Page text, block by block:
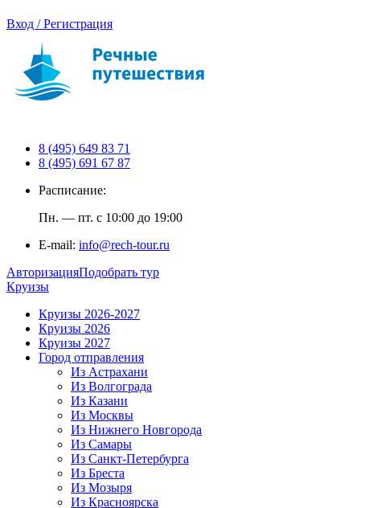
Вход / Регистрация
8 (495) 649 83 71
8 (495) 691 67 87
Расписание:
Пн. — пт. с 10:00 до 19:00
E-mail: info@rech-tour.ru
АвторизацияПодобрать тур
Круизы
Круизы 2026-2027
Круизы 2026
Круизы 2027
Город отправления
Из Астрахани
Из Волгограда
Из Казани
Из Москвы
Из Нижнего Новгорода
Из Самары
Из Санкт-Петербурга
Из Бреста
Из Мозыря
Из Красноярска